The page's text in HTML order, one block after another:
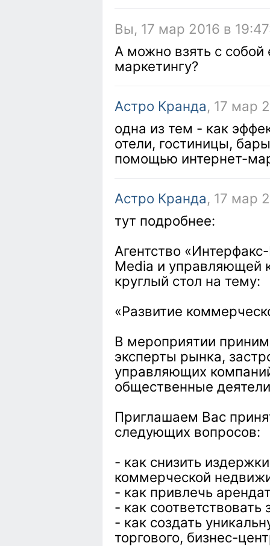
Вы, 17 мар 2016 в
А можно взять с собой
маркетингу?
Астро Кранда, 17 мар
одна из тем - как
отели, гостиницы,
помощью интернет-
Астро Кранда, 17 мар
тут подробнее:
Агентство
Media и управляющей
круглый стол на тему:
«Развитие
В мероприятии
эксперты рынка,
управляющих
общественные
Приглашаем Вас
следующих вопросов:
- как снизить
коммерческой
- как привлечь
- как
- как создать
торгового, бизнес-